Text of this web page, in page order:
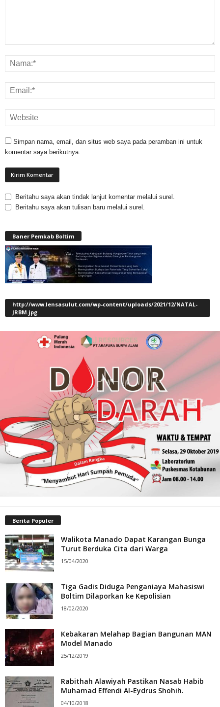
Simpan nama, email, dan situs web saya pada peramban ini untuk
komentar saya berikutnya.
Beritahu saya akan tindak lanjut komentar melalui surel.
Beritahu saya akan tulisan baru melalui surel.
Baner Pemkab Boltim
http://www.lensasulut.com/wp-content/uploads/2021/12/NATAL-
JRBM.jpg
Berita Populer
Walikota Manado Dapat Karangan Bunga
Turut Berduka Cita dari Warga
15/04/2020
Tiga Gadis Diduga Penganiaya Mahasiswi
Boltim Dilaporkan ke Kepolisian
18/02/2020
Kebakaran Melahap Bagian Bangunan MAN
Model Manado
25/12/2019
Rabithah Alawiyah Pastikan Nasab Habib
Muhamad Effendi Al-Eydrus Shohih.
04/10/2018